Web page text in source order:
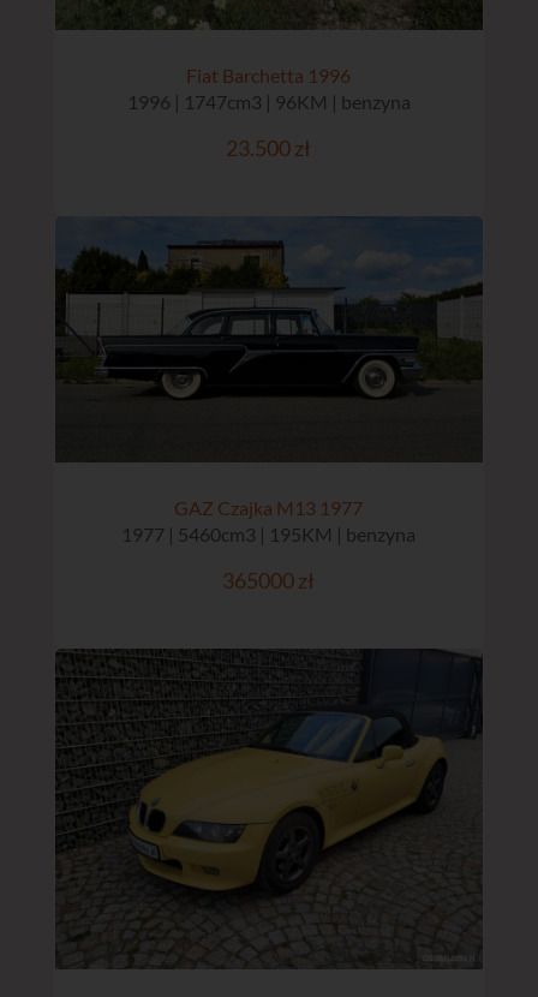
Fiat Barchetta 1996
1996 | 1747cm3 | 96KM | benzyna
23.500 zł
GAZ Czajka M13 1977
1977 | 5460cm3 | 195KM | benzyna
365000 zł